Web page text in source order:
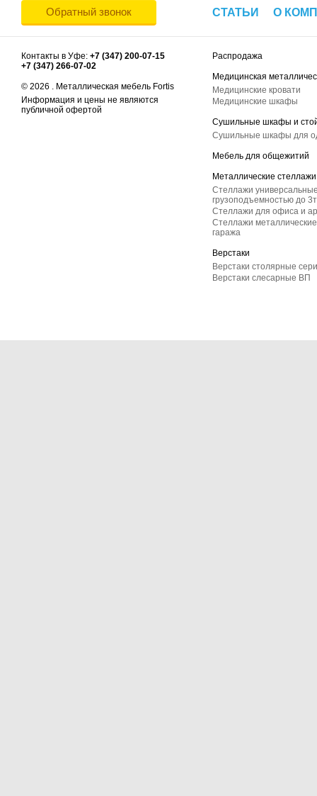
Обратный звонок СТАТЬИ О
Контакты в Уфе: +7 (347) 200-07-15
+7 (347) 266-07-02
© 2026 . Металлическая мебель Fortis
Информация и цены не являются
публичной офертой
Распродажа
Медицинская
Медицинские кровати
Медицинские шкафы
Сушильные шкафы и
Сушильные шкафы для
Мебель для общежитий
Металлические стеллажи
Стеллажи
грузоподъемностью до
Стеллажи для офиса и
Стеллажи
гаража
Верстаки
Верстаки столярные
Верстаки слесарные ВП